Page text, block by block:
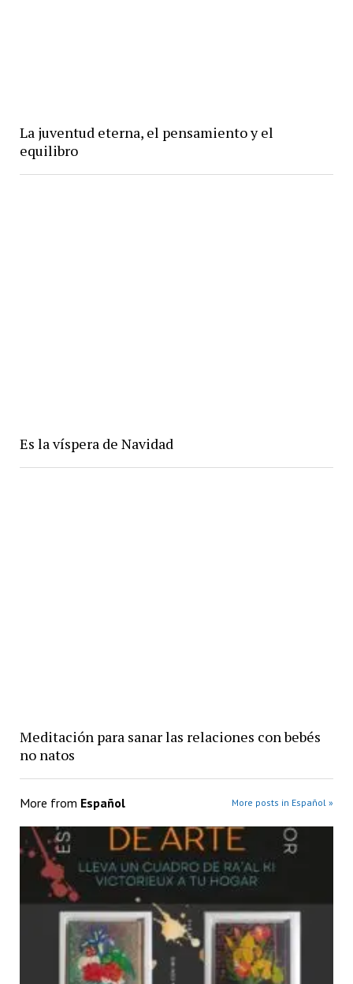
La juventud eterna, el pensamiento y el
equilibro
Es la víspera de Navidad
Meditación para sanar las relaciones con bebés
no natos
More from Español More posts in Español »